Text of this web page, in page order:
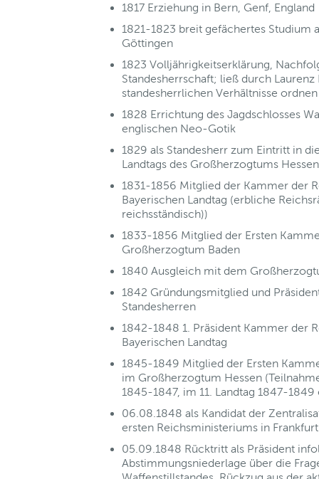
1817 Erziehung in Bern, Genf, England
1821-1823 breit gefächertes Studium
Göttingen
1823 Volljährigkeitserklärung,
Standesherrschaft; ließ durch Laurenz
standesherrlichen Verhältnisse ordnen
1828 Errichtung des Jagdschlosses
englischen Neo-Gotik
1829 als Standesherr zum Eintritt in
Landtags des Großherzogtums
1831-1856 Mitglied der Kammer der
Bayerischen Landtag (erbliche
reichsständisch))
1833-1856 Mitglied der Ersten
Großherzogtum Baden
1840 Ausgleich mit dem
1842 Gründungsmitglied und
Standesherren
1842-1848 1. Präsident Kammer der
Bayerischen Landtag
1845-1849 Mitglied der Ersten
im Großherzogtum Hessen
1845-1847, im 11. Landtag 1847-
06.08.1848 als Kandidat der
ersten Reichsministeriums in
05.09.1848 Rücktritt als Präsident
Abstimmungsniederlage über die